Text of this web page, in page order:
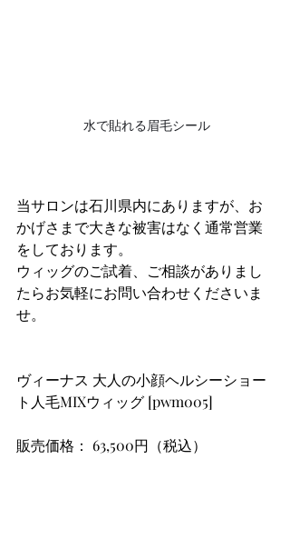
水で貼れる眉毛シール
当サロンは石川県内にありますが、お
かげさまで大きな被害はなく通常営業
をしております。
ウィッグのご試着、ご相談がありまし
たらお気軽にお問い合わせくださいま
せ。
ヴィーナス 大人の小顔ヘルシーショー
ト人毛MIXウィッグ [pwm005]
販売価格： 63,500円（税込）